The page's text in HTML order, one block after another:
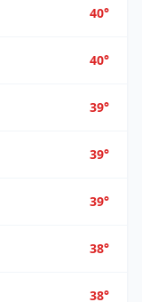
40°
40°
39°
39°
39°
38°
38°